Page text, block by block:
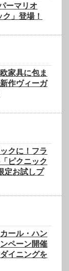
ーマリオ
」登場！
家具に包ま
作ヴィーガ
クに！フラ
ピクニック
定お試しプ
ール・ハン
ペーン開催
イニングを